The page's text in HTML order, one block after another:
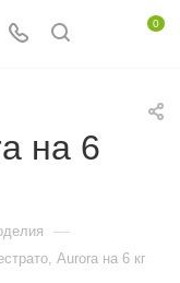
0
на 6
—
Aurora на 6 кг